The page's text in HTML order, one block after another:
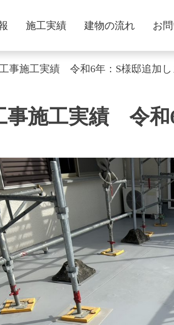
施工実績 建物の流れ お
事施工実績 令和6年：S様邸追加し
事施工実績 令和